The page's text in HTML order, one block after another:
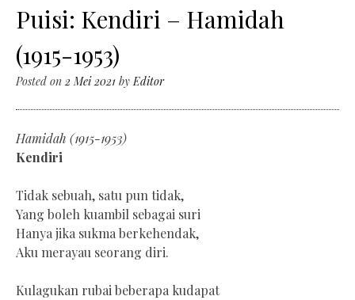
Puisi: Kendiri – Hamidah
(1915-1953)
Posted on 2 Mei 2021 byEditor
Hamidah (1915-1953)
Kendiri
Tidak sebuah, satu pun tidak,
Yang boleh kuambil sebagai suri
Hanya jika sukma berkehendak,
Aku merayau seorang diri.
Kulagukan rubai beberapa kudapat